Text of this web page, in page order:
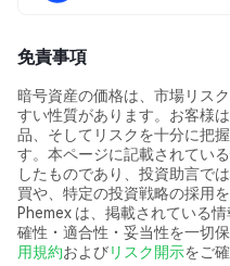
免責事項
暗号資産の価格は、市場リス
すい性質があります。お客様
品、そしてリスクを十分に把
す。本ページに記載されてい
したものであり、投資助言で
買や、特定の投資戦略の採用
Phemex は、掲載されている
確性・適合性・妥当性を一切
用規約およびリスク開示をご